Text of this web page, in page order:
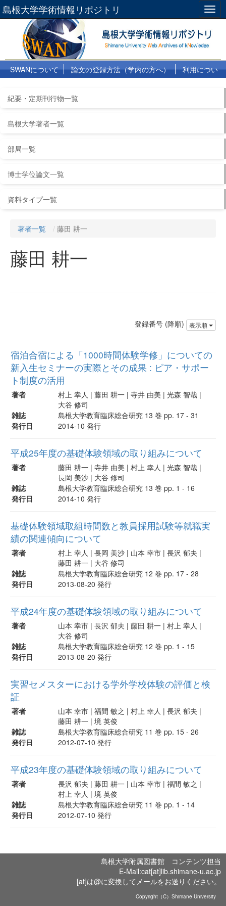
島根大学学術情報リポジトリ
SWANについて 論文の登録方法（学内の方へ）
利用につい
紀要・定期刊行物一覧
島根大学著者一覧
部局一覧
博士学位論文一覧
資料タイプ一覧
著者一覧 藤田 耕一
藤田 耕一
登録番号 (降順) 表示順
宿泊合宿による「1000時間体験学修」についての
新入生セミナーの実際とその成果 : ピア・サポー
ト制度の活用
著者
村上 幸人 | 藤田 耕一 | 寺井 由美 | 光森 智哉 |
大谷 修司
雑誌
島根大学教育臨床総合研究 13 巻 pp. 17 - 31
発行日
2014-10 発行
平成25年度の基礎体験領域の取り組みについて
著者
藤田 耕一 | 寺井 由美 | 村上 幸人 | 光森 智哉 |
長岡 美沙 | 大谷 修司
雑誌
島根大学教育臨床総合研究 13 巻 pp. 1 - 16
発行日
2014-10 発行
基礎体験領域取組時間数と教員採用試験等就職実
績の関連傾向について
著者
村上 幸人 | 長岡 美沙 | 山本 幸市 | 長沢 郁夫 |
藤田 耕一 | 大谷 修司
雑誌
島根大学教育臨床総合研究 12 巻 pp. 17 - 28
発行日
2013-08-20 発行
平成24年度の基礎体験領域の取り組みについて
著者
山本 幸市 | 長沢 郁夫 | 藤田 耕一 | 村上 幸人 |
大谷 修司
雑誌
島根大学教育臨床総合研究 12 巻 pp. 1 - 15
発行日
2013-08-20 発行
実習セメスターにおける学外学校体験の評価と検
証
著者
山本 幸市 | 福間 敏之 | 村上 幸人 | 長沢 郁夫 |
藤田 耕一 | 境 英俊
雑誌
島根大学教育臨床総合研究 11 巻 pp. 15 - 26
発行日
2012-07-10 発行
平成23年度の基礎体験領域の取り組みについて
著者
長沢 郁夫 | 藤田 耕一 | 山本 幸市 | 福間 敏之 |
村上 幸人 | 境 英俊
雑誌
島根大学教育臨床総合研究 11 巻 pp. 1 - 14
発行日
2012-07-10 発行
島根大学附属図書館 コンテンツ担当
E-Mail:cat[at]lib.shimane-u.ac.jp
[at]は@に変換してメールをお送りください。
Copyright（C）Shimane University